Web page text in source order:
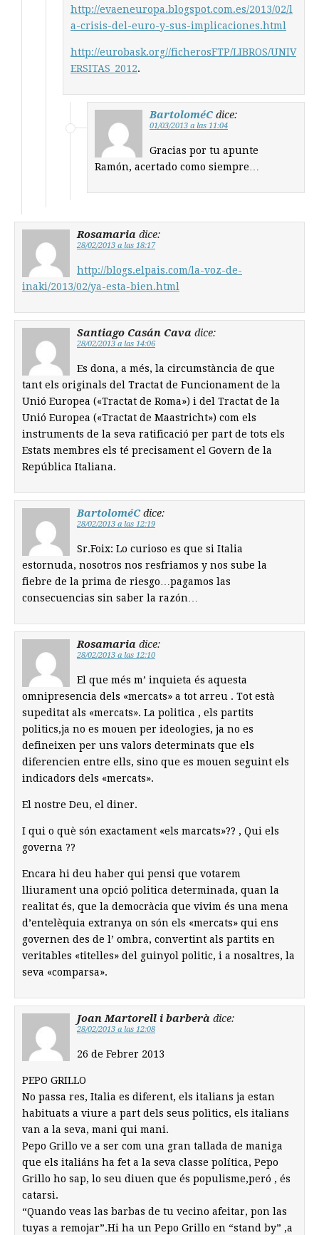
http://evaeneuropa.blogspot.com.es/2013/02/l
a-crisis-del-euro-y-sus-implicaciones.html
http://eurobask.org//ficherosFTP/LIBROS/UNIV
ERSITAS_2012.
BartoloméC dice:
01/03/2013 a las 11:04
Gracias por tu apunte
Ramón, acertado como siempre…
Rosamaria dice:
28/02/2013 a las 18:17
http://blogs.elpais.com/la-voz-de-
inaki/2013/02/ya-esta-bien.html
Santiago Casán Cava dice:
28/02/2013 a las 14:06
Es dona, a més, la circumstància de que
tant els originals del Tractat de Funcionament de la
Unió Europea («Tractat de Roma») i del Tractat de la
Unió Europea («Tractat de Maastricht») com els
instruments de la seva ratificació per part de tots els
Estats membres els té precisament el Govern de la
República Italiana.
BartoloméC dice:
28/02/2013 a las 12:19
Sr.Foix: Lo curioso es que si Italia
estornuda, nosotros nos resfriamos y nos sube la
fiebre de la prima de riesgo…pagamos las
consecuencias sin saber la razón…
Rosamaria dice:
28/02/2013 a las 12:10
El que més m’ inquieta és aquesta
omnipresencia dels «mercats» a tot arreu . Tot està
supeditat als «mercats». La politica , els partits
politics,ja no es mouen per ideologies, ja no es
defineixen per uns valors determinats que els
diferencien entre ells, sino que es mouen seguint els
indicadors dels «mercats».
El nostre Deu, el diner.
I qui o què són exactament «els marcats»?? , Qui els
governa ??
Encara hi deu haber qui pensi que votarem
lliurament una opció politica determinada, quan la
realitat és, que la democràcia que vivim és una mena
d’entelèquia extranya on són els «mercats» qui ens
governen des de l’ ombra, convertint als partits en
veritables «titelles» del guinyol politic, i a nosaltres, la
seva «comparsa».
Joan Martorell i barberà dice:
28/02/2013 a las 12:08
26 de Febrer 2013
PEPO GRILLO
No passa res, Italia es diferent, els italians ja estan
habituats a viure a part dels seus polìtics, els italians
van a la seva, mani qui mani.
Pepo Grillo ve a ser com una gran tallada de maniga
que els italiáns ha fet a la seva classe política, Pepo
Grillo ho sap, lo seu diuen que és populisme,peró , és
catarsi.
“Quando veas las barbas de tu vecino afeitar, pon las
tuyas a remojar”.Hi ha un Pepo Grillo en “stand by” ,a